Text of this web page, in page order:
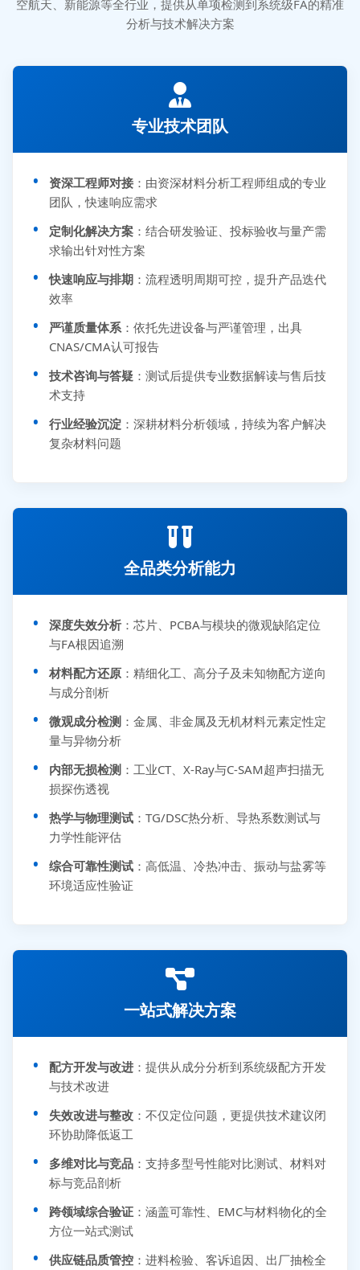
空航天、新能源等全行业，提供从单项检测到系统级FA的精准
分析与技术解决方案
专业技术团队
资深工程师对接 ：由资深材料分析工程师组成的专业
团队，快速响应需求
定制化解决方案 ：结合研发验证、投标验收与量产需
求输出针对性方案
快速响应与排期 ：流程透明周期可控，提升产品迭代
效率
严谨质量体系：依托先进设备与严谨管理，出具
CNAS/CMA认可报告
技术咨询与答疑 ：测试后提供专业数据解读与售后技
术支持
行业经验沉淀 ：深耕材料分析领域，持续为客户解决
复杂材料问题
全品类分析能力
深度失效分析 ：芯片、PCBA与模块的微观缺陷定位
与FA根因追溯
材料配方还原 ：精细化工、高分子及未知物配方逆向
与成分剖析
微观成分检测 ：金属、非金属及无机材料元素定性定
量与异物分析
内部无损检测 ：工业CT、X-Ray与C-SAM超声扫描无
损探伤透视
热学与物理测试 ：TG/DSC热分析、导热系数测试与
力学性能评估
综合可靠性测试 ：高低温、冷热冲击、振动与盐雾等
环境适应性验证
一站式解决方案
配方开发与改进 ：提供从成分分析到系统级配方开发
与技术改进
失效改进与整改 ：不仅定位问题，更提供技术建议闭
环协助降低返工
多维对比与竞品 ：支持多型号性能对比测试、材料对
标与竞品剖析
跨领域综合验证 ：涵盖可靠性、EMC与材料物化的全
方位一站式测试
供应链品质管控 ：进料检验、客诉追因、出厂抽检全